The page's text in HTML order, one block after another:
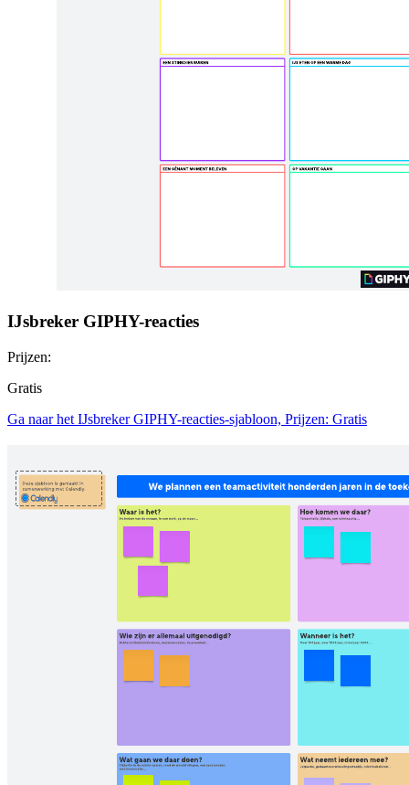
IJsbreker GIPHY-reacties
Prijzen:
Gratis
Ga naar het IJsbreker GIPHY-reacties-sjabloon, Prijzen: Gratis